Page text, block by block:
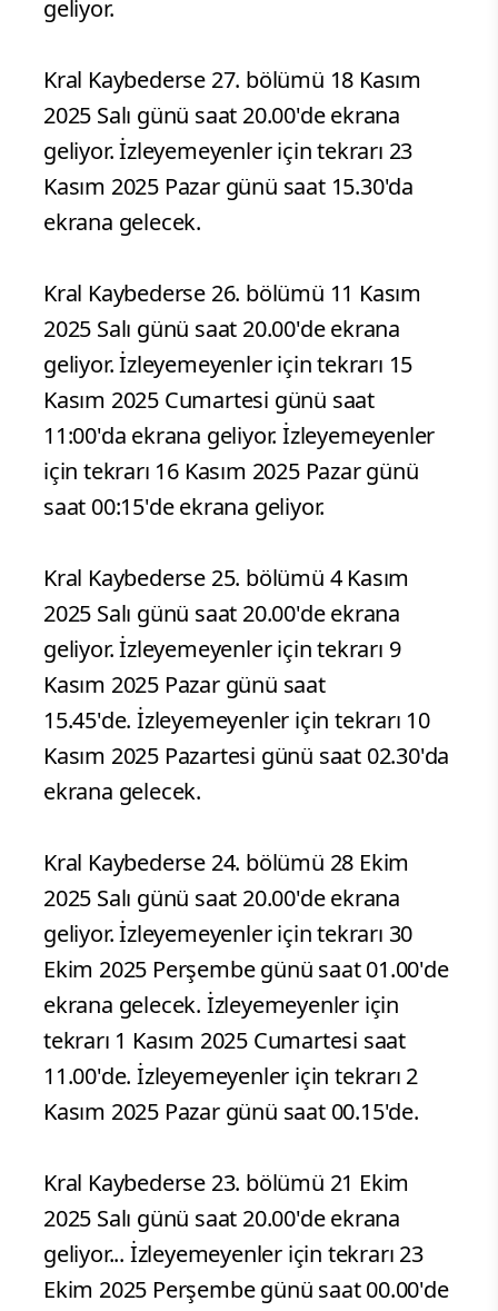
geliyor.
Kral Kaybederse 27. bölümü 18 Kasım
2025 Salı günü saat 20.00'de ekrana
geliyor. İzleyemeyenler için tekrarı 23
Kasım 2025 Pazar günü saat 15.30'da
ekrana gelecek.
Kral Kaybederse 26. bölümü 11 Kasım
2025 Salı günü saat 20.00'de ekrana
geliyor. İzleyemeyenler için tekrarı 15
Kasım 2025 Cumartesi günü saat
11:00'da ekrana geliyor. İzleyemeyenler
için tekrarı 16 Kasım 2025 Pazar günü
saat 00:15'de ekrana geliyor.
Kral Kaybederse 25. bölümü 4 Kasım
2025 Salı günü saat 20.00'de ekrana
geliyor. İzleyemeyenler için tekrarı 9
Kasım 2025 Pazar günü saat
15.45'de. İzleyemeyenler için tekrarı 10
Kasım 2025 Pazartesi günü saat 02.30'da
ekrana gelecek.
Kral Kaybederse 24. bölümü 28 Ekim
2025 Salı günü saat 20.00'de ekrana
geliyor. İzleyemeyenler için tekrarı 30
Ekim 2025 Perşembe günü saat 01.00'de
ekrana gelecek. İzleyemeyenler için
tekrarı 1 Kasım 2025 Cumartesi saat
11.00'de. İzleyemeyenler için tekrarı 2
Kasım 2025 Pazar günü saat 00.15'de.
Kral Kaybederse 23. bölümü 21 Ekim
2025 Salı günü saat 20.00'de ekrana
geliyor... İzleyemeyenler için tekrarı 23
Ekim 2025 Perşembe günü saat 00.00'de